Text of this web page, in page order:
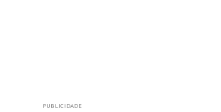
PUBLICIDADE